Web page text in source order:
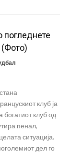
погледнете
клуб ја
богатиот клуб од
пенал,
ситуација.
дел го